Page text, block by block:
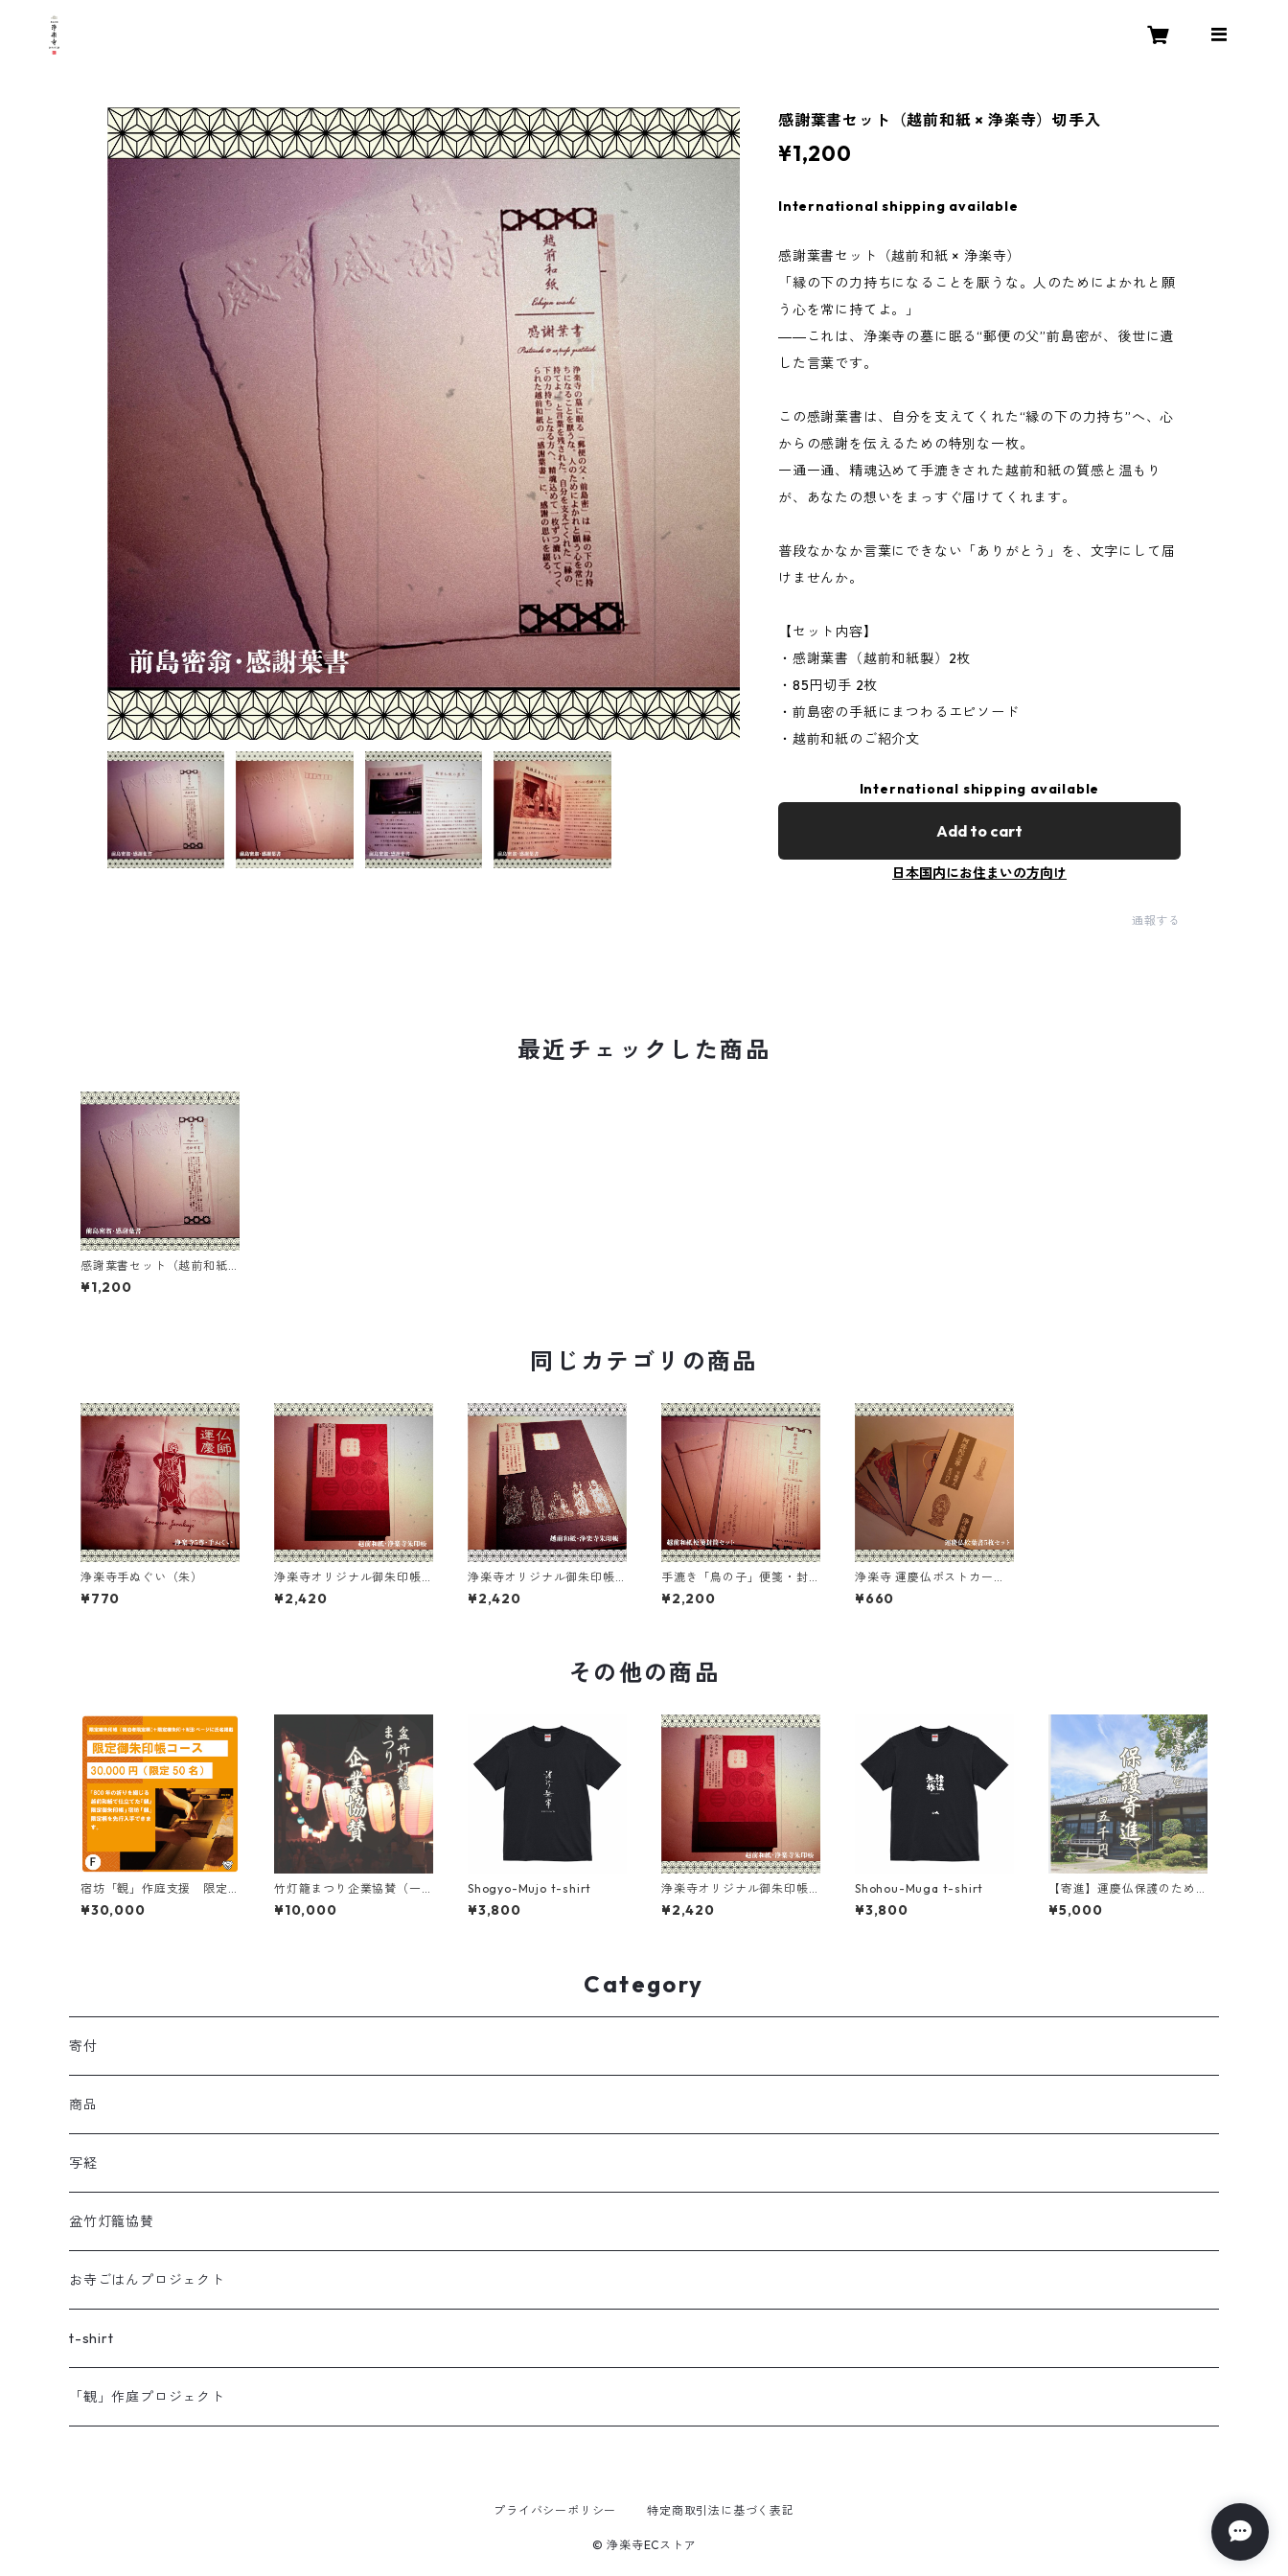
感謝葉書セット（越前和紙 × 浄楽寺）切手入
¥1,200
International shipping available
感謝葉書セット（越前和紙 × 浄楽寺）
「縁の下の力持ちになることを厭うな。人のためによかれと願
う心を常に持てよ。」
――これは、浄楽寺の墓に眠る“郵便の父”前島密が、後世に遺
した言葉です。
この感謝葉書は、自分を支えてくれた“縁の下の力持ち”へ、心
からの感謝を伝えるための特別な一枚。
一通一通、精魂込めて手漉きされた越前和紙の質感と温もり
が、あなたの想いをまっすぐ届けてくれます。
普段なかなか言葉にできない「ありがとう」を、文字にして届
けませんか。
【セット内容】
・感謝葉書（越前和紙製）2枚
・85円切手 2枚
・前島密の手紙にまつわるエピソード
・越前和紙のご紹介文
International shipping available
Add to cart
日本国内にお住まいの方向け
通報する
最近チェックした商品
感謝葉書セット（越前和紙 ×
浄楽寺）切手入
¥1,200
同じカテゴリの商品
浄楽寺手ぬぐい（朱）
¥770
浄楽寺オリジナル御朱印帳
（越前和紙／赤）
¥2,420
浄楽寺オリジナル御朱印帳
（越前和紙／青）
¥2,420
手漉き「鳥の子」便箋・封
筒セット（前島密翁の言葉
入り／越前和紙）
¥2,200
浄楽寺 運慶仏ポストカード
セット（5枚入）
¥660
その他の商品
宿坊「観」作庭支援 限定
御朱印帳
¥30,000
竹灯籠まつり企業協賛（一
口一万円から何口でも）
¥10,000
Shogyo-Mujo t-shirt
¥3,800
浄楽寺オリジナル御朱印帳
（越前和紙／赤）
¥2,420
Shohou-Muga t-shirt
¥3,800
【寄進】運慶仏保護のため
の寄付五千円/一口
¥5,000
Category
寄付
商品
写経
盆竹灯籠協賛
お寺ごはんプロジェクト
t-shirt
「観」作庭プロジェクト
プライバシーポリシー 特定商取引法に基づく表記
© 浄楽寺ECストア